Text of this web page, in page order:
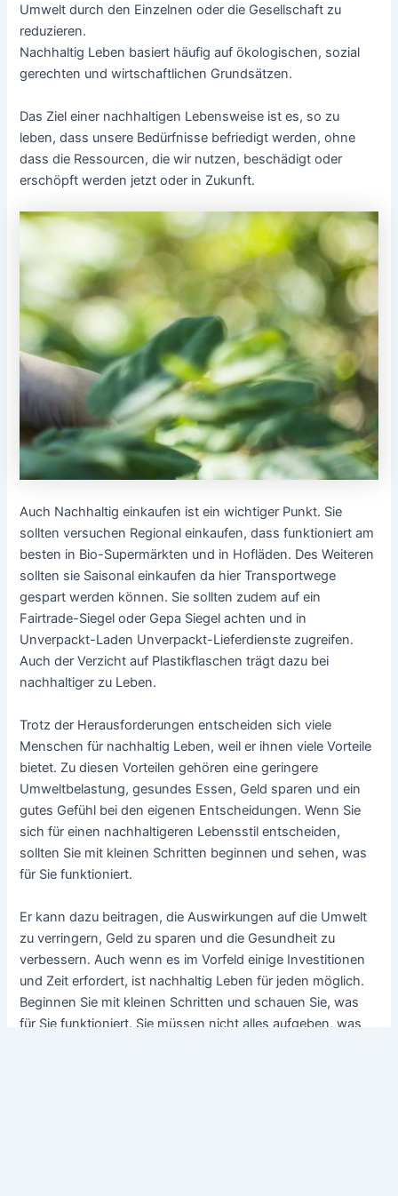
Umwelt durch den Einzelnen oder die Gesellschaft zu
reduzieren.
Nachhaltig Leben basiert häufig auf ökologischen, sozial
gerechten und wirtschaftlichen Grundsätzen.
Das Ziel einer nachhaltigen Lebensweise ist es, so zu
leben, dass unsere Bedürfnisse befriedigt werden, ohne
dass die Ressourcen, die wir nutzen, beschädigt oder
erschöpft werden jetzt oder in Zukunft.
Auch Nachhaltig einkaufen ist ein wichtiger Punkt. Sie
sollten versuchen Regional einkaufen, dass funktioniert am
besten in Bio-Supermärkten und in Hofläden. Des Weiteren
sollten sie Saisonal einkaufen da hier Transportwege
gespart werden können. Sie sollten zudem auf ein
Fairtrade-Siegel oder Gepa Siegel achten und in
Unverpackt-Laden Unverpackt-Lieferdienste zugreifen.
Auch der Verzicht auf Plastikflaschen trägt dazu bei
nachhaltiger zu Leben.
Trotz der Herausforderungen entscheiden sich viele
Menschen für nachhaltig Leben, weil er ihnen viele Vorteile
bietet. Zu diesen Vorteilen gehören eine geringere
Umweltbelastung, gesundes Essen, Geld sparen und ein
gutes Gefühl bei den eigenen Entscheidungen. Wenn Sie
sich für einen nachhaltigeren Lebensstil entscheiden,
sollten Sie mit kleinen Schritten beginnen und sehen, was
für Sie funktioniert.
Er kann dazu beitragen, die Auswirkungen auf die Umwelt
zu verringern, Geld zu sparen und die Gesundheit zu
verbessern. Auch wenn es im Vorfeld einige Investitionen
und Zeit erfordert, ist nachhaltig Leben für jeden möglich.
Beginnen Sie mit kleinen Schritten und schauen Sie, was
für Sie funktioniert. Sie müssen nicht alles aufgeben, was